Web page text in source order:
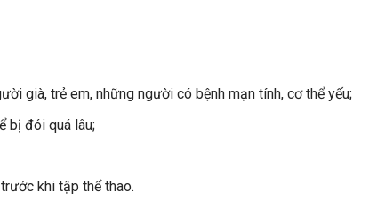
già, trẻ em, những người có bệnh mạn tính, cơ thể yếu;
bị đói quá lâu;
khi tập thể thao.